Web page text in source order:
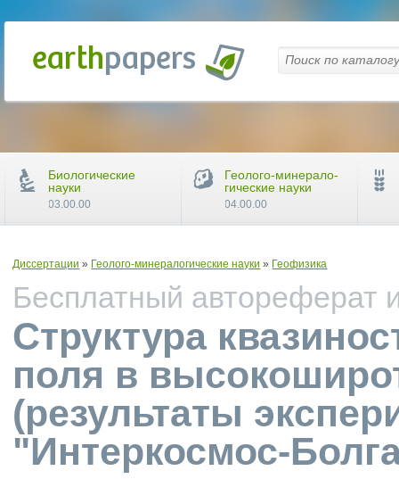
Диссертации » Геолого-минералогические науки » Геофизика
Бесплатный автореферат
Структура
поля в
(результаты
"Интеркосмос-
Биологические
науки
03.00.00
Геолого-минерало-
гические науки
04.00.00